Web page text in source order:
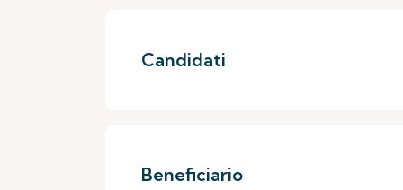
Candidati
Beneficiario